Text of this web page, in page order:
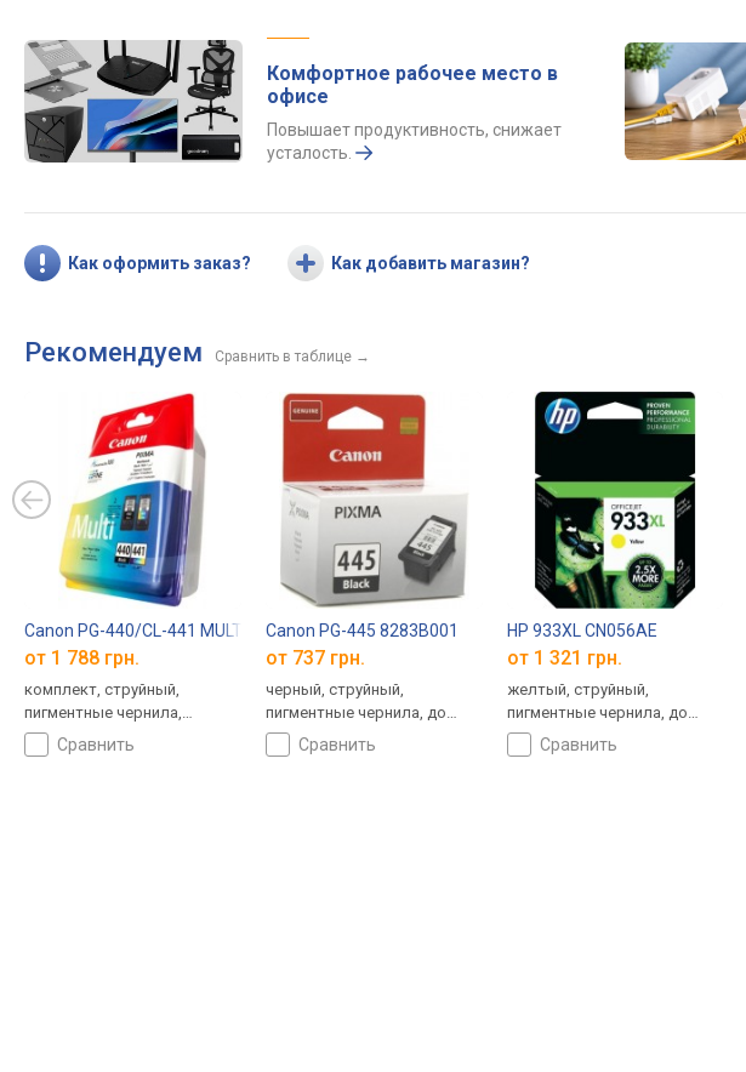
Комфортное рабочее место в
офисе
Повышает продуктивность, снижает
усталость.
Как оформить заказ? Как добавить магазин?
Рекомендуем Сравнить в таблице →
Canon PG-440/CL-441 MULTI 5219B005
от 1 788 грн.
комплект, струйный,
пигментные чернила,
водорастворимые чернила,
до 360 страниц
сравнить
Canon PG-445 8283B001
от 737 грн.
черный, струйный,
пигментные чернила, до
180 страниц
сравнить
HP 933XL CN056AE
от 1 321 грн.
желтый, струйный,
пигментные чернила, до
825 страниц, объем: 9 мл
сравнить